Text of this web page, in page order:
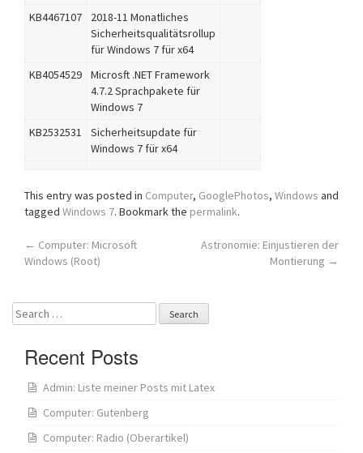
KB4467107
2018-11 Monatliches
Sicherheitsqualitätsrollup
für Windows 7 für x64
KB4054529
Microsft .NET Framework
4.7.2 Sprachpakete für
Windows 7
KB2532531
Sicherheitsupdate für
Windows 7 für x64
This entry was posted in Computer, GooglePhotos, Windows and
tagged Windows 7. Bookmark the permalink.
Post
← Computer: Microsoft
Windows (Root)
Astronomie: Einjustieren der
Montierung →
Search
for:
Recent Posts
Admin: Liste meiner Posts mit Latex
Computer: Gutenberg
Computer: Radio (Oberartikel)